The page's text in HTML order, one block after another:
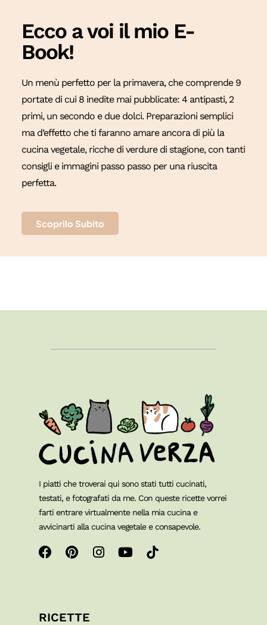
Ecco a voi il mio E-
Book!
Un menù perfetto per la primavera, che comprende 9
portate di cui 8 inedite mai pubblicate: 4 antipasti, 2
primi, un secondo e due dolci. Preparazioni semplici
ma d’effetto che ti faranno amare ancora di più la
cucina vegetale, ricche di verdure di stagione, con tanti
consigli e immagini passo passo per una riuscita
perfetta.
Scoprilo Subito
I piatti che troverai qui sono stati tutti cucinati,
testati, e fotografati da me. Con queste ricette vorrei
farti entrare virtualmente nella mia cucina e
avvicinarti alla cucina vegetale e consapevole.
RICETTE